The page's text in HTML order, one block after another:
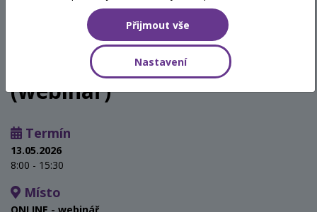
součást pedagogického
týmu a jeho role v
pedagogickém procesu
(webinář)
Termín
13.05.2026
8:00 - 15:30
Místo
Přijmout vše
Nastavení